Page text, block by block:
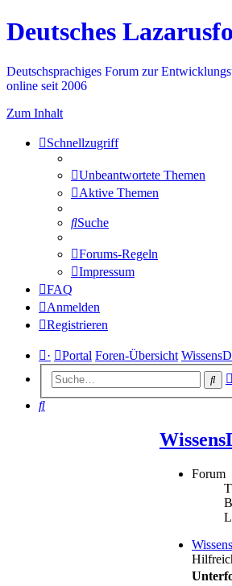
Deutsches
Deutschsprachiges Forum zur
online seit 2006
Zum Inhalt
Schnellzugriff
Unbeantwortete Themen
Aktive Themen
Suche
Forums-Regeln
Impressum
FAQ
Anmelden
Registrieren
· Portal Foren-Übersicht
Suche
Forum